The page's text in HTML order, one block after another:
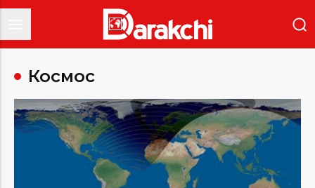
Космос